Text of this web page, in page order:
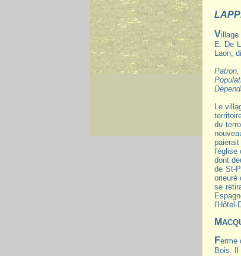
Village de l'ancien Laonnois, situé dans une vaste plaine découverte, sur la vieille chaussée gauloise de Fismes au Gros-Dizy, à 30 k. au N.-
E. De
Laon,
Patron,
Le
du
dont
de St-
orieuré
se
Ferme dépendant de Lappion. Son territoire fut enclavé dans celui de la commune accordée en 1191 à Lappion, par le prieur de St-Paul-aux-
Bois. Il